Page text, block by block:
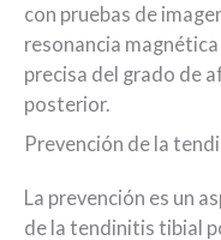
con pruebas de
resonancia
precisa del grado de
posterior.
Prevención de la
La prevención es un
de la tendinitis tibial